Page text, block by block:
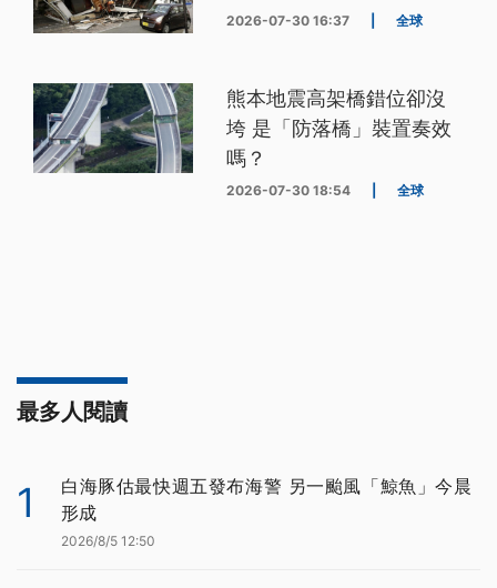
2026-07-30 16:37 全球
熊本地震高架橋錯位卻沒
垮 是「防落橋」裝置奏效
嗎？
2026-07-30 18:54 全球
最多人閱讀
1
白海豚估最快週五發布海警 另一颱風「鯨魚」今晨
形成
2026/8/5 12:50